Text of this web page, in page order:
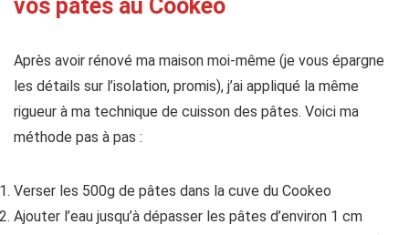
vos pâtes au Cookeo
Après avoir rénové ma maison moi-même (je vous épargne
les détails sur l’isolation, promis), j’ai appliqué la même
rigueur à ma technique de cuisson des pâtes. Voici ma
méthode pas à pas :
Verser les 500g de pâtes dans la cuve du Cookeo
Ajouter l’eau jusqu’à dépasser les pâtes d’environ 1 cm